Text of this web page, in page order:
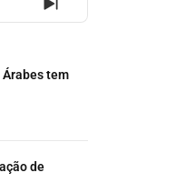
NEXT
EPISODE
tem
de